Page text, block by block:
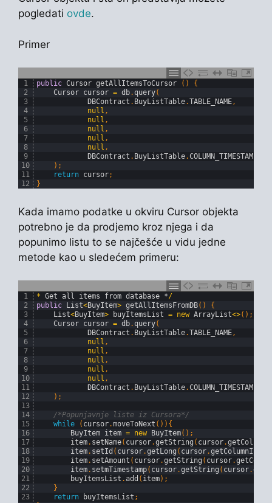
pogledati ovde.
Primer
1
2
3
4
5
6
7
8
9
10
11
12
public Cursor getAllItemsToCursor ( )
{
Cursor cursor = db.query(
DBContract . BuyListTable.TABLE_NAME,
null ,
null ,
null ,
null ,
null ,
DBContract . BuyListTable.COLUMN_TIMESTAMP
) ;
return cursor;
}
Kada imamo podatke u okviru Cursor objekta
potrebno je da prodjemo kroz njega i da
popunimo listu to se najčešće u vidu jedne
metode kao u sledećem primeru:
1
2
3
4
5
6
7
8
9
10
11
12
13
14
15
16
17
18
19
20
21
22
23
* Get all items from database */
public
List<BuyItem> getAllItemsFromDB( )
{
List<BuyItem> buyItemsList = new ArrayList<>( ) ;
Cursor cursor = db.query(
DBContract . BuyListTable.TABLE_NAME,
null ,
null ,
null ,
null ,
null ,
DBContract . BuyListTable.COLUMN_TIMESTAMP
) ;
/*Popunjavnje liste iz Cursora*/
while
( cursor.moveToNext ( ) ) {
BuyItem item = new BuyItem( ) ;
item. setName( cursor.getString ( cursor.
item. setId ( cursor.getLong ( cursor.getColumnIndex
item. setAmount ( cursor.getString ( cursor.
item. setmTimestamp( cursor.getString ( cursor.
buyItemsList .add ( item) ;
}
return
buyItemsList ;